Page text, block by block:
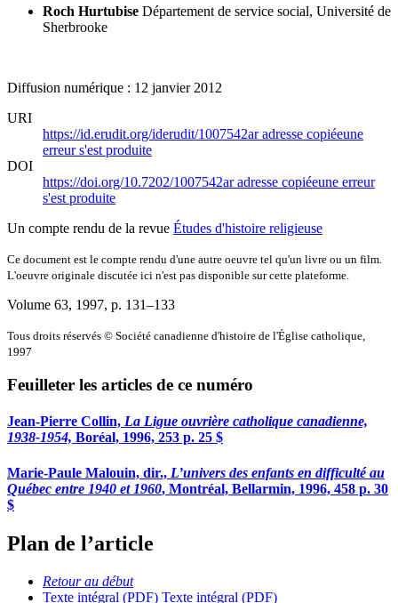
Roch Hurtubise Département de service social, Université de
Sherbrooke
Diffusion numérique : 12 janvier 2012
URI
https://id.erudit.org/iderudit/1007542aradresse copiéeune
erreur s'est produite
DOI
https://doi.org/10.7202/1007542aradresse copiéeune erreur
s'est produite
Un compte rendu de la revue Études d'histoire religieuse
Ce document est le compte rendu d'une autre oeuvre tel qu'un livre ou un film.
L'oeuvre originale discutée ici n'est pas disponible sur cette plateforme.
Volume 63, 1997, p. 131–133
Tous droits réservés © Société canadienne d'histoire de l'Église catholique,
1997
Feuilleter les articles de ce numéro
Jean-Pierre Collin, La Ligue ouvrière catholique canadienne,
1938-1954, Boréal, 1996, 253 p. 25 $
Marie-Paule Malouin, dir., L’univers des enfants en difficulté au
Québec entre 1940 et 1960, Montréal, Bellarmin, 1996, 458 p. 30
$
Plan de l’article
Retour au début
Texte intégral (PDF) Texte intégral (PDF)